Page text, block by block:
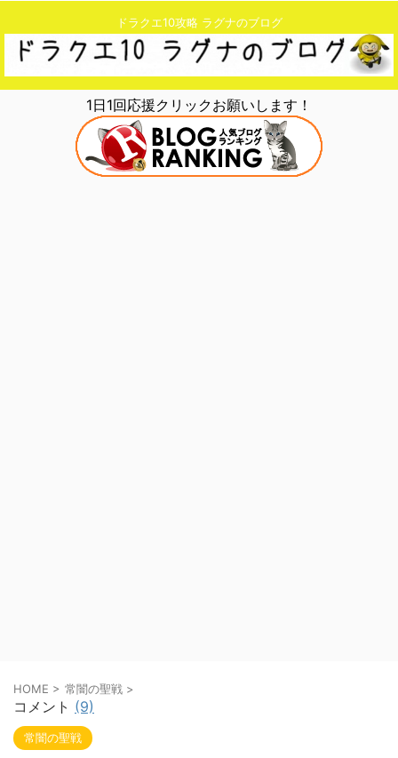
ドラクエ10攻略 ラグナのブログ
1日1回応援クリックお願いします！
HOME > 常闇の聖戦 >
コメント (9)
常闇の聖戦